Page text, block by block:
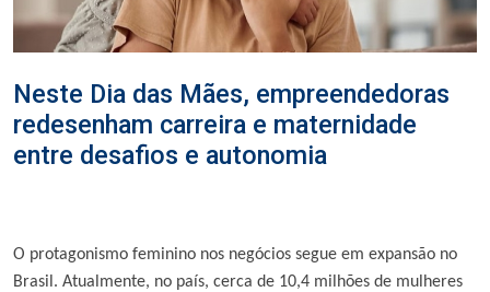
Neste Dia das Mães, empreendedoras
redesenham carreira e maternidade
entre desafios e autonomia
O protagonismo feminino nos negócios segue em expansão no
Brasil. Atualmente, no país, cerca de 10,4 milhões de mulheres